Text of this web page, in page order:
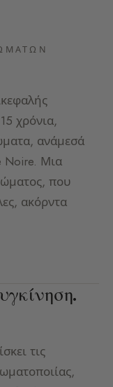
χρόνια,
ανάμεσά
Noire. Μια
που
ακόρντα
τις